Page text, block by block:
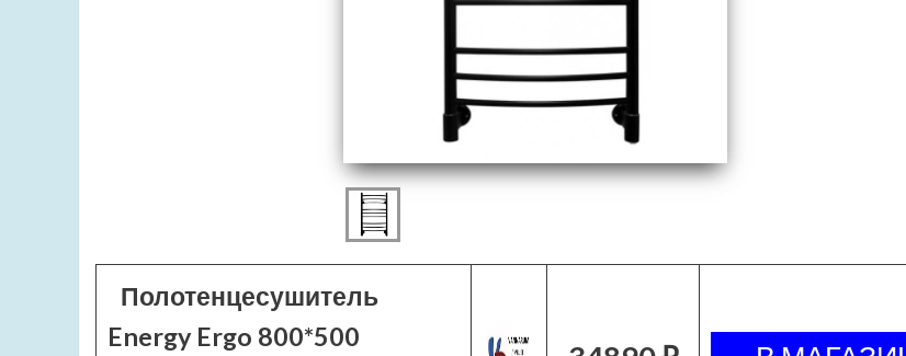
Полотенцесушитель
Energy Ergo 800*500